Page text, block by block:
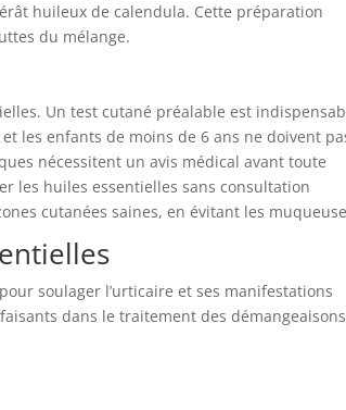
huileux de calendula. Cette préparation
du mélange.
Un test cutané préalable est
les enfants de moins de 6 ans ne doivent
nécessitent un avis médical avant toute
les huiles essentielles sans consultation
cutanées saines, en évitant les
soulager l’urticaire et ses manifestations
dans le traitement des